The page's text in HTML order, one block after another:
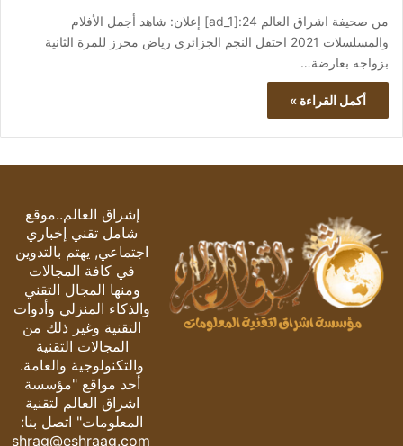
من صحيفة اشراق العالم 24:[ad_1] إعلان: شاهد أجمل الأفلام
والمسلسلات 2021 احتفل النجم الجزائري رياض محرز للمرة الثانية
بزواجه بعارضة…
أكمل القراءة »
إشراق العالم..موقع
شامل تقني إخباري
اجتماعي, يهتم بالتدوين
في كافة المجالات
ومنها المجال التقني
والذكاء المنزلي وأدوات
التقنية وغير ذلك من
المجالات التقنية
والتكنولوجية والعامة.
أحد مواقع "مؤسسة
اشراق العالم لتقنية
المعلومات" اتصل بنا:
eshrag@eshraag.com